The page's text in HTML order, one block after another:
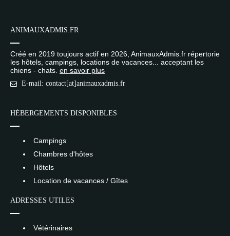
ANIMAUXADMIS.FR
Créé en 2019 toujours actif en 2026, AnimauxAdmis.fr répertorie
les hôtels, campings, locations de vacances... acceptant les
chiens - chats. en savoir plus
E-mail: contact[at]animauxadmis.fr
HÉBERGEMENTS DISPONIBLES
Campings
Chambres d'hôtes
Hôtels
Location de vacances / Gîtes
ADRESSES UTILES
Vétérinaires